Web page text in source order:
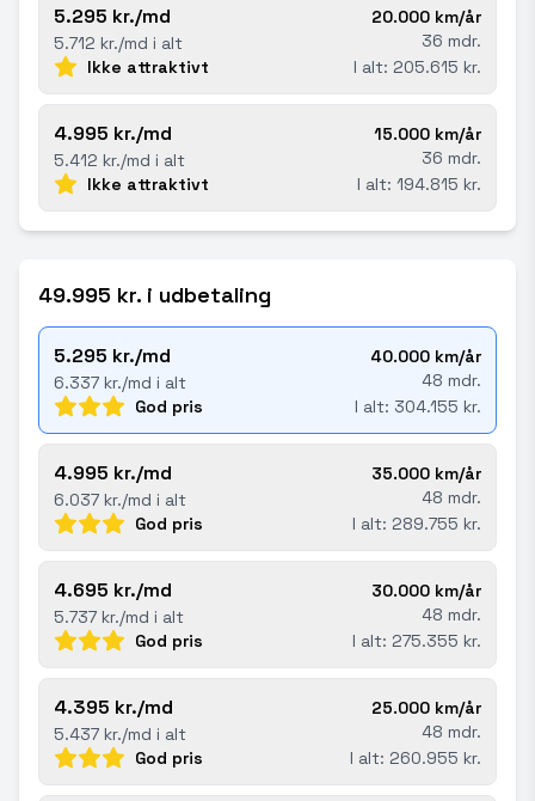
5.295 kr./md
5.712 kr./md i alt
20.000 km/år
36 mdr.
Ikke attraktivt
I alt: 205.615 kr.
4.995 kr./md
5.412 kr./md i alt
15.000 km/år
36 mdr.
Ikke attraktivt
I alt: 194.815 kr.
49.995 kr. i udbetaling
5.295 kr./md
6.337 kr./md i alt
40.000 km/år
48 mdr.
God pris
I alt: 304.155 kr.
4.995 kr./md
6.037 kr./md i alt
35.000 km/år
48 mdr.
God pris
I alt: 289.755 kr.
4.695 kr./md
5.737 kr./md i alt
30.000 km/år
48 mdr.
God pris
I alt: 275.355 kr.
4.395 kr./md
5.437 kr./md i alt
25.000 km/år
48 mdr.
God pris
I alt: 260.955 kr.